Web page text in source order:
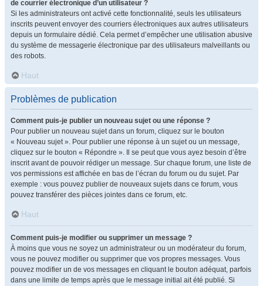
de courrier électronique d’un utilisateur ?
Si les administrateurs ont activé cette fonctionnalité, seuls les utilisateurs
inscrits peuvent envoyer des courriers électroniques aux autres utilisateurs
depuis un formulaire dédié. Cela permet d’empêcher une utilisation abusive
du système de messagerie électronique par des utilisateurs malveillants ou
des robots.
Haut
Problèmes de publication
Comment puis-je publier un nouveau sujet ou une réponse ?
Pour publier un nouveau sujet dans un forum, cliquez sur le bouton
« Nouveau sujet ». Pour publier une réponse à un sujet ou un message,
cliquez sur le bouton « Répondre ». Il se peut que vous ayez besoin d’être
inscrit avant de pouvoir rédiger un message. Sur chaque forum, une liste de
vos permissions est affichée en bas de l’écran du forum ou du sujet. Par
exemple : vous pouvez publier de nouveaux sujets dans ce forum, vous
pouvez transférer des pièces jointes dans ce forum, etc.
Haut
Comment puis-je modifier ou supprimer un message ?
À moins que vous ne soyez un administrateur ou un modérateur du forum,
vous ne pouvez modifier ou supprimer que vos propres messages. Vous
pouvez modifier un de vos messages en cliquant le bouton adéquat, parfois
dans une limite de temps après que le message initial ait été publié. Si